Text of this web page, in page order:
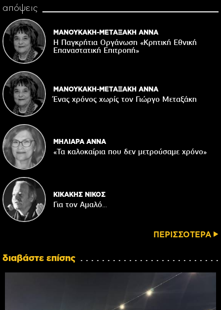
απόψεις
ΜΑΝΟΥΚΑΚΗ-ΜΕΤΑΞΑΚΗ ΑΝΝΑ
Η Παγκρήτια Οργάνωση «Κρητική Εθνική
Επαναστατική Eπιτροπή»
ΜΑΝΟΥΚΑΚΗ-ΜΕΤΑΞΑΚΗ ΑΝΝΑ
Ένας χρόνος χωρίς τον Γιώργο Μεταξάκη
ΜΗΛΙΑΡΑ ΑΝΝΑ
«Τα καλοκαίρια που δεν μετρούσαμε χρόνο»
ΚΙΚΑΚΗΣ ΝΙΚΟΣ
Για τον Αμαλό…
ΠΕΡΙΣΣΟΤΕΡΑ
διαβάστε επίσης